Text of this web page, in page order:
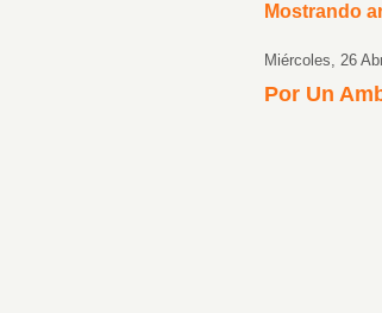
Mostrando
Miércoles, 26
Por Un